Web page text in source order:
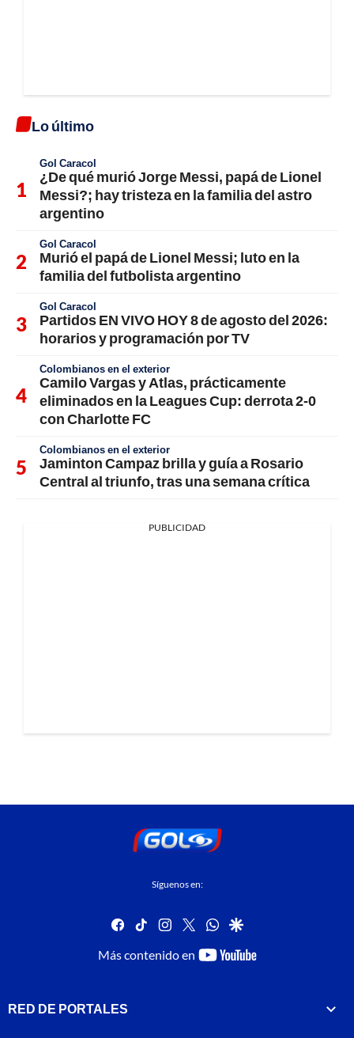
Lo último
Gol Caracol
¿De qué murió Jorge Messi, papá de Lionel
Messi?; hay tristeza en la familia del astro
argentino
Gol Caracol
Murió el papá de Lionel Messi; luto en la
familia del futbolista argentino
Gol Caracol
Partidos EN VIVO HOY 8 de agosto del 2026:
horarios y programación por TV
Colombianos en el exterior
Camilo Vargas y Atlas, prácticamente
eliminados en la Leagues Cup: derrota 2-0
con Charlotte FC
Colombianos en el exterior
Jaminton Campaz brilla y guía a Rosario
Central al triunfo, tras una semana crítica
PUBLICIDAD
Síguenos en:
facebook
tiktok instagram
twitterwhatsapp
google
Más contenido en
youtube-
RED DE PORTALES